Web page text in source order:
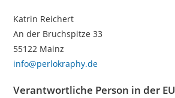
Katrin Reichert
An der Bruchspitze 33
55122 Mainz
info@perlokraphy.de
Verantwortliche Person in der EU